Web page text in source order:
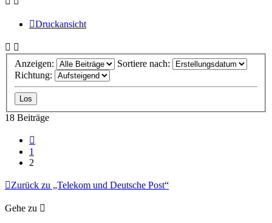
Druckansicht
Anzeigen:
Sortiere nach:
Richtung:
18 Beiträge
1
2
Zurück zu „Telekom und Deutsche Post“
Gehe zu